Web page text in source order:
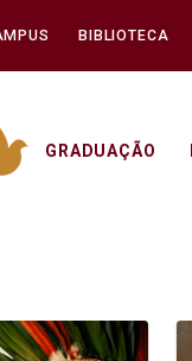
BIBLIOTECA
GRADUAÇÃO
Unicap